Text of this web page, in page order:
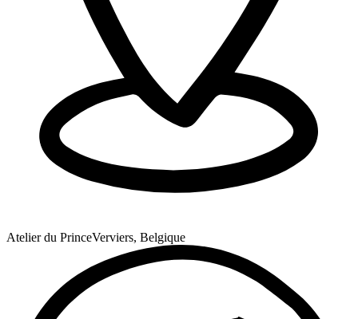
Atelier du PrinceVerviers, Belgique